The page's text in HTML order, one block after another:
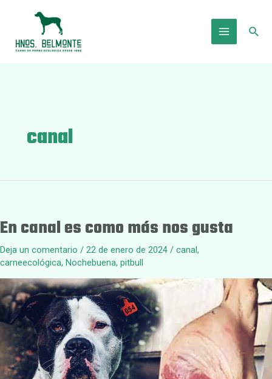
Main
canal
En canal es como más nos gusta
Deja un comentario / 22 de enero de 2024 / canal,
carneecológica, Nochebuena, pitbull